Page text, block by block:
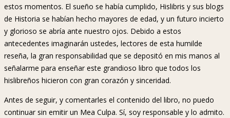
estos momentos. El sueño se había cumplido, Hislibris y sus blogs
de Historia se habían hecho mayores de edad, y un futuro incierto
y glorioso se abría ante nuestro ojos. Debido a estos
antecedentes imaginarán ustedes, lectores de esta humilde
reseña, la gran responsabilidad que se depositó en mis manos al
señalarme para enseñar este grandioso libro que todos los
hislibreños hicieron con gran corazón y sinceridad.
Antes de seguir, y comentarles el contenido del libro, no puedo
continuar sin emitir un Mea Culpa. Sí, soy responsable y lo admito.